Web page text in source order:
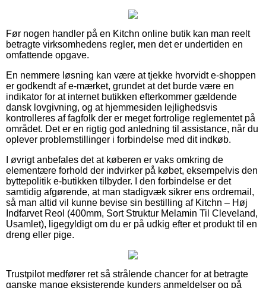
Før nogen handler på en Kitchn online butik kan man reelt
betragte virksomhedens regler, men det er undertiden en
omfattende opgave.
En nemmere løsning kan være at tjekke hvorvidt e-shoppen
er godkendt af e-mærket, grundet at det burde være en
indikator for at internet butikken efterkommer gældende
dansk lovgivning, og at hjemmesiden lejlighedsvis
kontrolleres af fagfolk der er meget fortrolige reglementet på
området. Det er en rigtig god anledning til assistance, når du
oplever problemstillinger i forbindelse med dit indkøb.
I øvrigt anbefales det at køberen er vaks omkring de
elementære forhold der indvirker på købet, eksempelvis den
byttepolitik e-butikken tilbyder. I den forbindelse er det
samtidig afgørende, at man stadigvæk sikrer ens ordremail,
så man altid vil kunne bevise sin bestilling af Kitchn – Høj
Indfarvet Reol (400mm, Sort Struktur Melamin Til Cleveland,
Usamlet), ligegyldigt om du er på udkig efter et produkt til en
dreng eller pige.
Trustpilot medfører ret så strålende chancer for at betragte
ganske mange eksisterende kunders anmeldelser og på